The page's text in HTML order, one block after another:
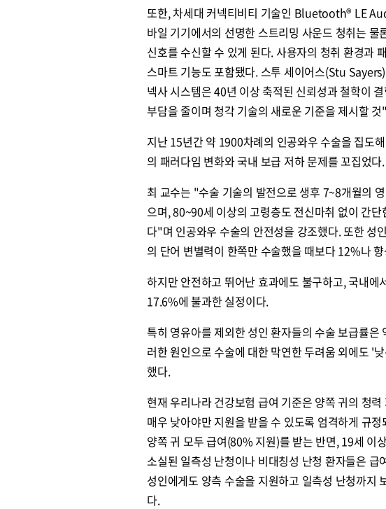
또한, 차세대 커넥티비티 기술인 Bluetooth® LE
바일 기기에서의 선명한 스트리밍 사운드 청취는
신호를 수신할 수 있게 된다. 사용자의 청취 환경과
스마트 기능도 포함됐다. 스투 세이어스(Stu
넥사 시스템은 40년 이상 축적된 신뢰성과 철학이
부담을 줄이며 청각 기술의 새로운 기준을 제시할
지난 15년간 약 1900차례의 인공와우 수술을 집도
의 패러다임 변화와 국내 보급 저하 문제를 꼬집었다.
최 교수는 "수술 기술의 발전으로 생후 7~8개월의
으며, 80~90세 이상의 고령층도 전신마취 없이 간
다"며 인공와우 수술의 안전성을 강조했다. 또한 성
의 단어 변별력이 한쪽만 수술했을 때보다 12%나
하지만 안전하고 뛰어난 효과에도 불구하고, 국내
17.6%에 불과한 실정이다.
특히 영유아를 제외한 성인 환자들의 수술 보급률
러한 원인으로 수술에 대한 막연한 두려움 외에도 '
했다.
현재 우리나라 건강보험 급여 기준은 양쪽 귀의 청
매우 낮아야만 지원을 받을 수 있도록 엄격하게 규
양쪽 귀 모두 급여(80% 지원)를 받는 반면, 19세 이
소실된 일측성 난청이나 비대칭성 난청 환자들은
성인에게도 양측 수술을 지원하고 일측성 난청까지
다.